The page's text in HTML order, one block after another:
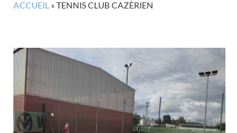
ACCUEIL »TENNIS CLUB CAZÈRIEN